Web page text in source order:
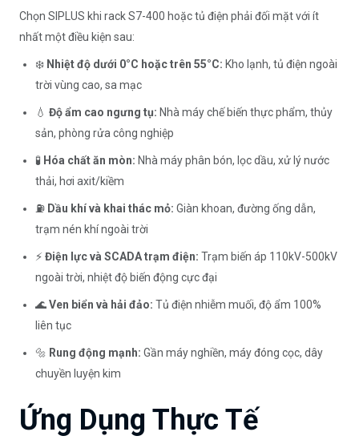
Chọn SIPLUS khi rack S7-400 hoặc tủ điện phải đối mặt với ít
nhất một điều kiện sau:
❄️ Nhiệt độ dưới 0°C hoặc trên 55°C: Kho lạnh, tủ điện ngoài
trời vùng cao, sa mạc
💧 Độ ẩm cao ngưng tụ: Nhà máy chế biến thực phẩm, thủy
sản, phòng rửa công nghiệp
🧪 Hóa chất ăn mòn: Nhà máy phân bón, lọc dầu, xử lý nước
thải, hơi axit/kiềm
⛽ Dầu khí và khai thác mỏ: Giàn khoan, đường ống dẫn,
trạm nén khí ngoài trời
⚡ Điện lực và SCADA trạm điện: Trạm biến áp 110kV-500kV
ngoài trời, nhiệt độ biến động cực đại
🌊Ven biển và hải đảo: Tủ điện nhiễm muối, độ ẩm 100%
liên tục
🔩 Rung động mạnh: Gần máy nghiền, máy đóng cọc, dây
chuyền luyện kim
Ứng Dụng Thực Tế